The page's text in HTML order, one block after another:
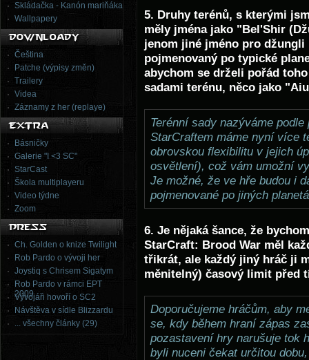
Skládačka - Kanón mariňáka
Wallpapery
Čeština
Patche (výpisy změn)
Trailery
Videa
Záznamy z her (replaye)
Básničky
Galerie "I <3 SC"
StarCast
Škola multiplayeru
Video týdne
Zoom
Ch. Golden o knize Twilight
Rob Pardo o vývoji her
Joystiq s Chrisem Sigatym
Rob Pardo v rámci EPT
2009
Vývojáři hovoří o SC2
Návštěva v sídle Blizzardu
... všechny články (29)
5. Druhy terénů, s kterými
měly jména jako "Bel'Shir
jenom jiné jméno pro
pojmenovaný po typické
abychom se drželi pořád
sadami terénu, něco jako
Terénní sady nazýváme
StarCraftem máme nyní více
obrovskou flexibilitu v jejich
osvětlení), což vám umožní
Je možné, že ve hře budou i
pojmenované po jiných
6. Je nějaká šance, že
StarCraft: Brood War měl
třikrát, ale každý jiný hráč ji
měnitelný) časový limit před
Doporučujeme hráčům, aby
se, kdy během hraní zápas
pozastavení hry narušuje tok
byli nuceni čekat určitou